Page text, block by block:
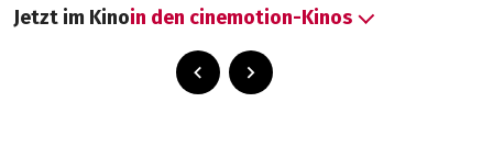
Jetzt im Kinoin den cinemotion-Kinos